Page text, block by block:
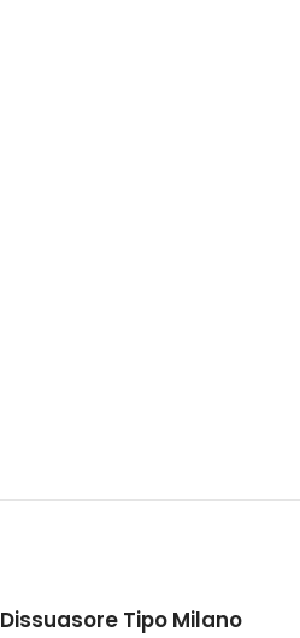
Dissuasore Tipo Milano